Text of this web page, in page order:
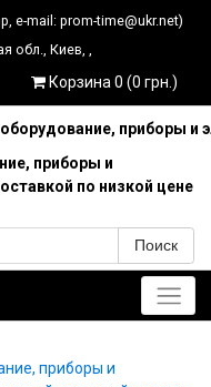
e-mail: prom-time@ukr.net)
обл., Киев, ,
Корзина 0 (0 грн.)
приборы и
по низкой цене
Поиск
приборы и